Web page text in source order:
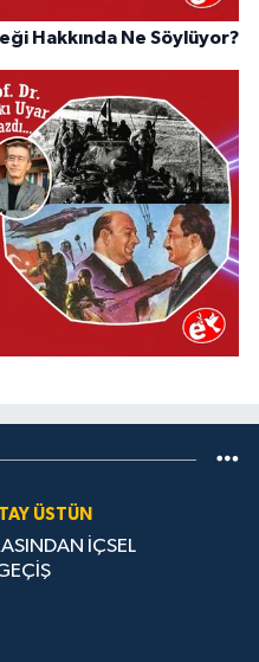
Hakkında Ne Söylüyor?
ÜSTÜN
İÇSEL